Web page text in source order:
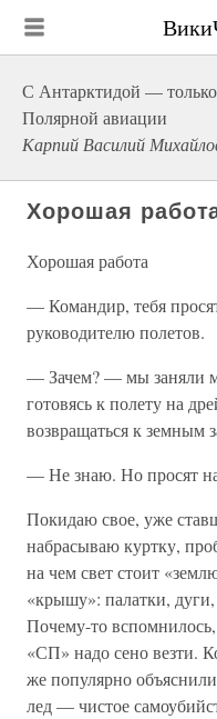
С Антарктидой —
Полярной авиации
Карпий Василий
Хорошая
Хорошая работа
— Командир, тебя
руководителю полетов.
— Зачем? — мы заняли
готовясь к полету на
возвращаться к земным
— Не знаю. Но просят
Покидаю свое, уже
набрасываю куртку,
на чем свет стоит
«крышу»: палатки,
Почему-то вспомнилось,
«СП» надо сено везти.
же популярно
лед — чистое